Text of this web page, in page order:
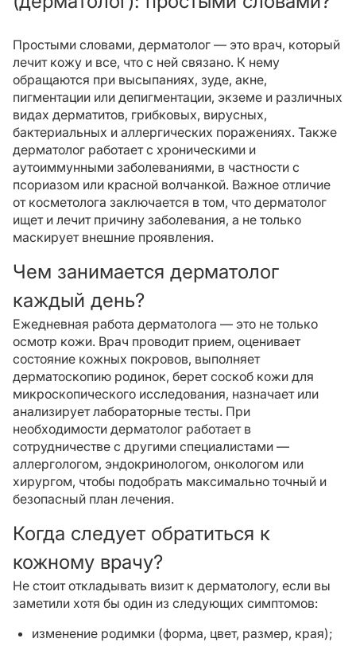
Простыми словами, дерматолог — это врач, который
лечит кожу и все, что с ней связано. К нему
обращаются при высыпаниях, зуде, акне,
пигментации или депигментации, экземе и различных
видах дерматитов, грибковых, вирусных,
бактериальных и аллергических поражениях. Также
дерматолог работает с хроническими и
аутоиммунными заболеваниями, в частности с
псориазом или красной волчанкой. Важное отличие
от косметолога заключается в том, что дерматолог
ищет и лечит причину заболевания, а не только
маскирует внешние проявления.
Чем занимается дерматолог
каждый день?
Ежедневная работа дерматолога — это не только
осмотр кожи. Врач проводит прием, оценивает
состояние кожных покровов, выполняет
дерматоскопию родинок, берет соскоб кожи для
микроскопического исследования, назначает или
анализирует лабораторные тесты. При
необходимости дерматолог работает в
сотрудничестве с другими специалистами —
аллергологом, эндокринологом, онкологом или
хирургом, чтобы подобрать максимально точный и
безопасный план лечения.
Когда следует обратиться к
кожному врачу?
Не стоит откладывать визит к дерматологу, если вы
заметили хотя бы один из следующих симптомов:
изменение родимки (форма, цвет, размер, края);